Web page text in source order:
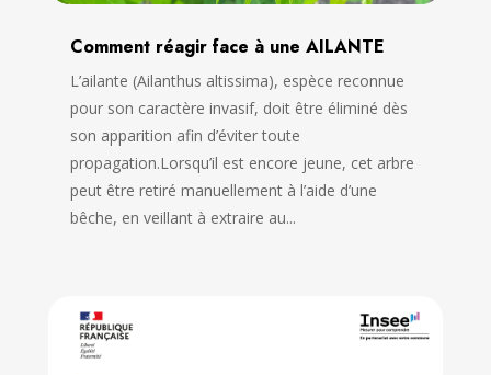
Comment réagir face à une AILANTE
L’ailante (Ailanthus altissima), espèce reconnue
pour son caractère invasif, doit être éliminé dès
son apparition afin d’éviter toute
propagation.Lorsqu’il est encore jeune, cet arbre
peut être retiré manuellement à l’aide d’une
bêche, en veillant à extraire au...